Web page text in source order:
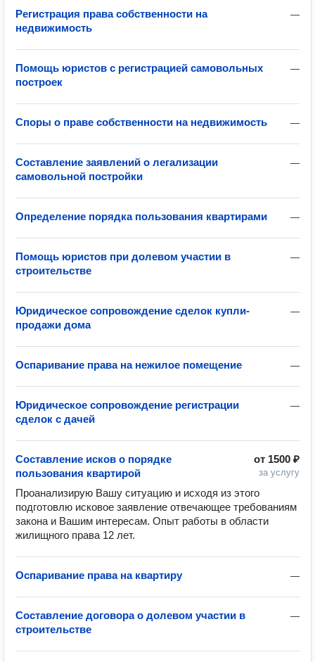
—
Регистрация права собственности на
недвижимость
—
Помощь юристов с регистрацией самовольных
построек
—
Споры о праве собственности на недвижимость
—
Составление заявлений о легализации
самовольной постройки
—
Определение порядка пользования квартирами
—
Помощь юристов при долевом участии в
строительстве
—
Юридическое сопровождение сделок купли-
продажи дома
—
Оспаривание права на нежилое помещение
—
Юридическое сопровождение регистрации
сделок с дачей
от 1500 ₽
за услугу
Составление исков о порядке
пользования квартирой
Проанализирую Вашу ситуацию и исходя из этого
подготовлю исковое заявление отвечающее требованиям
закона и Вашим интересам. Опыт работы в области
жилищного права 12 лет.
—
Оспаривание права на квартиру
—
Составление договора о долевом участии в
строительстве